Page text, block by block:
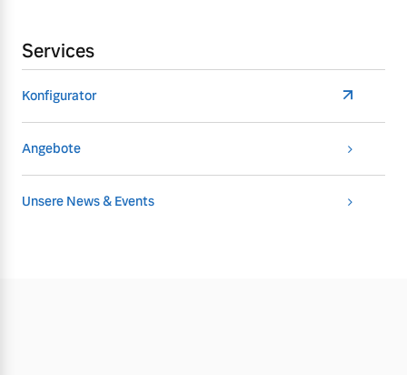
Services
Konfigurator
Angebote
Unsere News & Events